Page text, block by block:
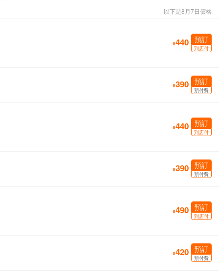
以下是8月7日價格
¥440 預訂
到店付
¥390 預訂
預付費
¥440 預訂
到店付
¥390 預訂
預付費
¥490 預訂
到店付
¥420 預訂
預付費